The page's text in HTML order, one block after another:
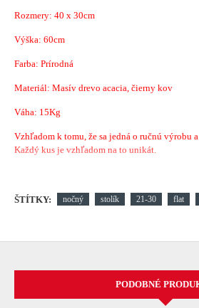
Rozmery: 40 x 30cm
Výška: 60cm
Farba: Prírodná
Materiál: Masív drevo acacia, čierny kov
Váha: 15Kg
Vzhľadom k tomu, že sa jedná o ručnú
Každý kus je vzhľadom na to unikát.
ŠTÍTKY: nočný stolík 21-30 flat
PODOBNÉ